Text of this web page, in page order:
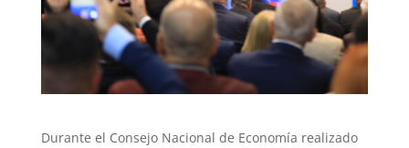
Durante el Consejo Nacional de Economía realizado